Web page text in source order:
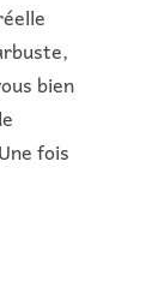
bien
fois